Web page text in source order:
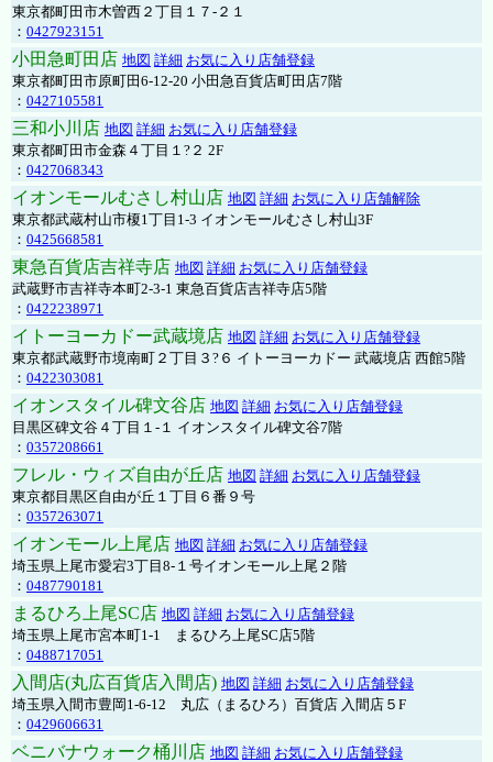
東京都町田市木曽西２丁目１７-２１
： 0427923151
小田急町田店 地図 詳細 お気に入り店舗登録
東京都町田市原町田6-12-20 小田急百貨店町田店7階
： 0427105581
三和小川店 地図 詳細 お気に入り店舗登録
東京都町田市金森４丁目１?２ 2F
： 0427068343
イオンモールむさし村山店 地図 詳細 お気に入り店舗解除
東京都武蔵村山市榎1丁目1-3 イオンモールむさし村山3F
： 0425668581
東急百貨店吉祥寺店 地図 詳細 お気に入り店舗登録
武蔵野市吉祥寺本町2-3-1 東急百貨店吉祥寺店5階
： 0422238971
イトーヨーカドー武蔵境店 地図 詳細 お気に入り店舗登録
東京都武蔵野市境南町２丁目３?６ イトーヨーカドー 武蔵境店 西館5階
： 0422303081
イオンスタイル碑文谷店 地図 詳細 お気に入り店舗登録
目黒区碑文谷４丁目１-１ イオンスタイル碑文谷7階
： 0357208661
フレル・ウィズ自由が丘店 地図 詳細 お気に入り店舗登録
東京都目黒区自由が丘１丁目６番９号
： 0357263071
イオンモール上尾店 地図 詳細 お気に入り店舗登録
埼玉県上尾市愛宕3丁目8-１号イオンモール上尾２階
： 0487790181
まるひろ上尾SC店 地図 詳細 お気に入り店舗登録
埼玉県上尾市宮本町1-1 まるひろ上尾SC店5階
： 0488717051
入間店(丸広百貨店入間店) 地図 詳細 お気に入り店舗登録
埼玉県入間市豊岡1-6-12 丸広（まるひろ）百貨店 入間店５F
： 0429606631
ベニバナウォーク桶川店 地図 詳細 お気に入り店舗登録